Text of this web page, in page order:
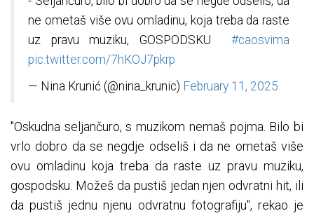
ne ometaš više ovu omladinu, koja treba da raste
uz pravu muziku, GOSPODSKU #caosvima
pic.twitter.com/7hKOJ7pkrp
— Nina Krunić (@nina_krunic) February 11, 2025
"Oskudna seljančuro, s muzikom nemaš pojma. Bilo bi
vrlo dobro da se negdje odseliš i da ne ometaš više
ovu omladinu koja treba da raste uz pravu muziku,
gospodsku. Možeš da pustiš jedan njen odvratni hit, ili
da pustiš jednu njenu odvratnu fotografiju", rekao je